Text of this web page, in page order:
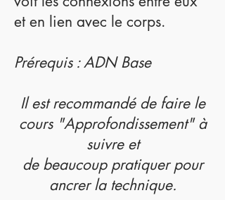
et en lien avec le corps.
Prérequis : ADN Base
Il est recommandé de faire le
cours "Approfondissement" à
suivre et
de beaucoup pratiquer pour
ancrer la technique.